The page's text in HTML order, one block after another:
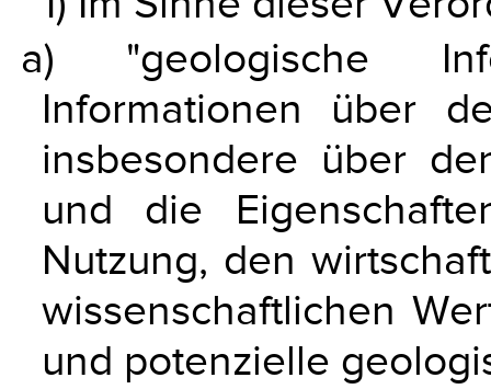
a) "geologische
Informationen über
insbesondere über
und die
Nutzung, den
wissenschaftlichen
und potenzielle